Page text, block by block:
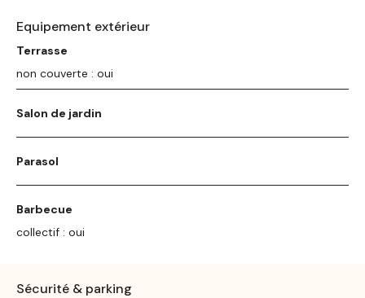
Equipement extérieur
Terrasse
non couverte : oui
Salon de jardin
Parasol
Barbecue
collectif : oui
Sécurité & parking